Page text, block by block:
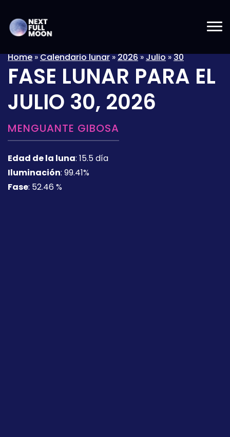
Home»Calendario lunar»2026»Julio»30
FASE LUNAR PARA EL
JULIO 30, 2026
MENGUANTE GIBOSA
Edad de la luna: 15.5 día
Iluminación: 99.41%
Fase: 52.46 %